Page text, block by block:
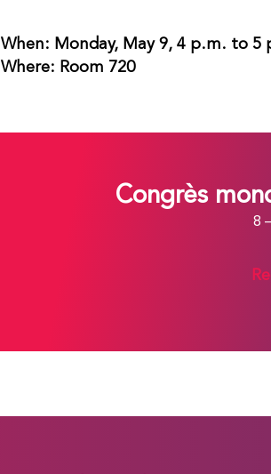
When: Monday, May 9, 4 p.m. to 5
Where: Room 720
Congrès
8